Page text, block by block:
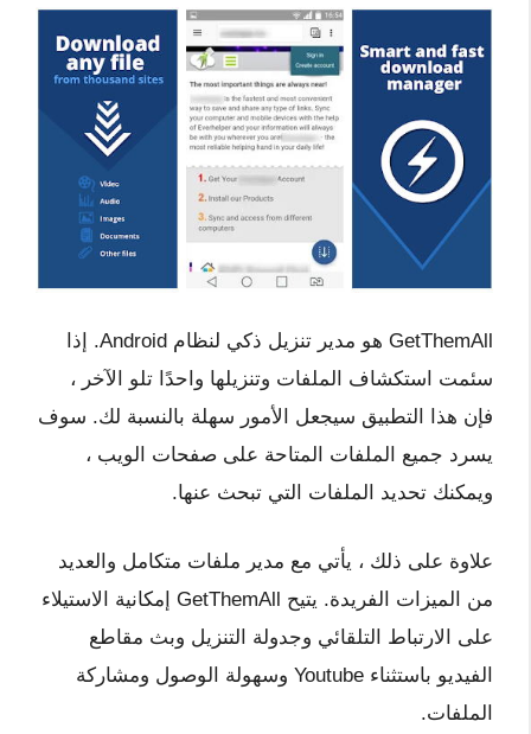
GetThemAll هو مدير تنزيل ذكي لنظام Android. إذا
سئمت استكشاف الملفات وتنزيلها واحدًا تلو الآخر ،
فإن هذا التطبيق سيجعل الأمور سهلة بالنسبة لك. سوف
يسرد جميع الملفات المتاحة على صفحات الويب ،
ويمكنك تحديد الملفات التي تبحث عنها.
علاوة على ذلك ، يأتي مع مدير ملفات متكامل والعديد
من الميزات الفريدة. يتيح GetThemAll إمكانية الاستيلاء
على الارتباط التلقائي وجدولة التنزيل وبث مقاطع
الفيديو باستثناء Youtube وسهولة الوصول ومشاركة
الملفات.